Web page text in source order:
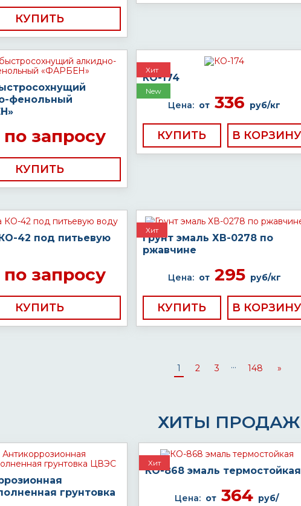
КУПИТЬ
фенольный
запросу
КУПИТЬ
Хит
New
КО-174
Цена: от 336 руб/кг
КУПИТЬ
42 под питьевую
запросу
КУПИТЬ
Хит
Грунт эмаль ХВ-0278 по
ржавчине
Цена: от295 руб/кг
КУПИТЬ
1 2 3 ... 148 »
ХИТЫ ПРОДАЖ
грунтовка
Хит
КО-868 эмаль термостойкая
Цена: от 364 руб/